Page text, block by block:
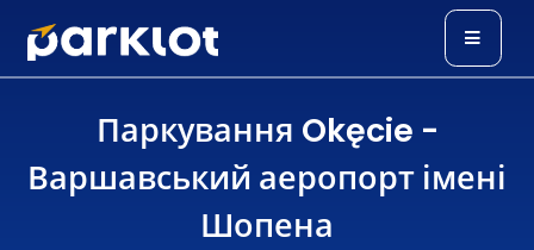
Паркування Okęcie -
Варшавський аеропорт імені
Шопена